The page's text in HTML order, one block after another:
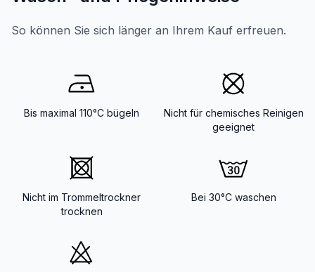
So können Sie sich länger an Ihrem Kauf erfreuen.
Bis maximal 110°C bügeln
Nicht für chemisches Reinigen
geeignet
Nicht im Trommeltrockner
trocknen
Bei 30°C waschen